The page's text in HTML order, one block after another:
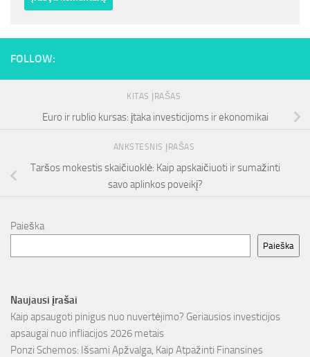
FOLLOW:
KITAS ĮRAŠAS
Euro ir rublio kursas: įtaka investicijoms ir ekonomikai
ANKSTESNIS ĮRAŠAS
Taršos mokestis skaičiuoklė: Kaip apskaičiuoti ir sumažinti
savo aplinkos poveikį?
Paieška
Paieška
Naujausi įrašai
Kaip apsaugoti pinigus nuo nuvertėjimo? Geriausios investicijos
apsaugai nuo infliacijos 2026 metais
Ponzi Schemos: Išsami Apžvalga, Kaip Atpažinti Finansines